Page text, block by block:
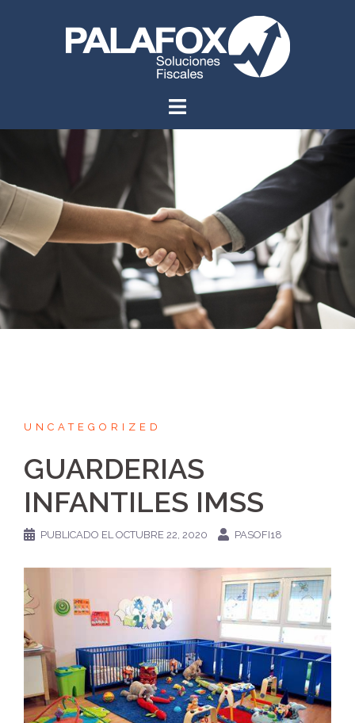
UNCATEGORIZED
GUARDERIAS
INFANTILES IMSS
PUBLICADO ELOCTUBRE 22, 2020 PASOFI18